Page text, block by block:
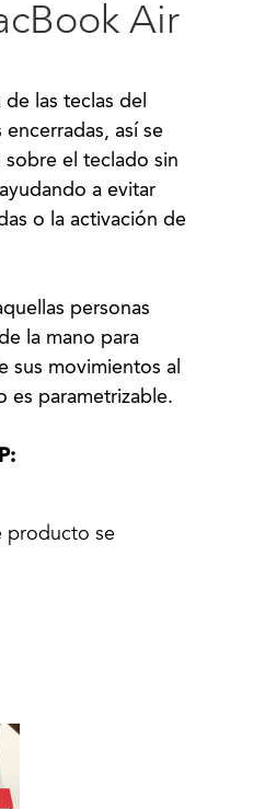
Air
de las teclas del
así se
sobre el teclado sin
a evitar
o la activación de
personas
la mano para
sus movimientos al
es parametrizable.
producto se